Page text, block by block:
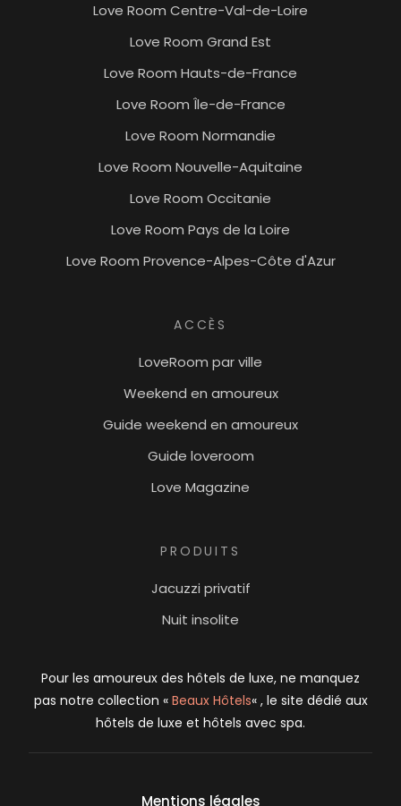
Love Room Centre-Val-de-Loire
Love Room Grand Est
Love Room Hauts-de-France
Love Room Île-de-France
Love Room Normandie
Love Room Nouvelle-Aquitaine
Love Room Occitanie
Love Room Pays de la Loire
Love Room Provence-Alpes-Côte d'Azur
ACCÈS
LoveRoom par ville
Weekend en amoureux
Guide weekend en amoureux
Guide loveroom
Love Magazine
PRODUITS
Jacuzzi privatif
Nuit insolite
Pour les amoureux des hôtels de luxe, ne manquez
pas notre collection « Beaux Hôtels« , le site dédié aux
hôtels de luxe et hôtels avec spa.
Mentions légales